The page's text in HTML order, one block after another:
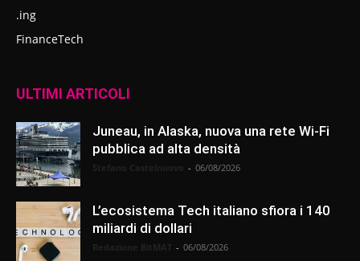
.ing
FinanceTech
ULTIMI ARTICOLI
Juneau, in Alaska, nuova una rete Wi-Fi
pubblica ad alta densità
- 06/08/2026
L’ecosistema Tech italiano sfiora i 140
miliardi di dollari
- 06/08/2026